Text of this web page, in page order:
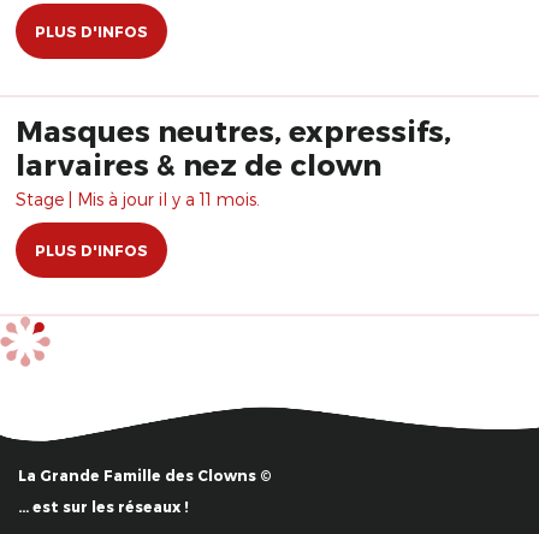
PLUS D'INFOS
Masques neutres, expressifs,
larvaires & nez de clown
Stage | Mis à jour il y a 11 mois.
PLUS D'INFOS
La Grande Famille des Clowns ©
… est sur les réseaux !